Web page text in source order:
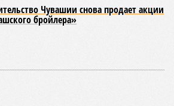
мастера спорта Чувашии.
полная разрядная сетка
все ступени от третьего
уровня кандидата в мастера
призвана обеспечить системность
и создать чёткие ориентиры
повышения их квалификации.